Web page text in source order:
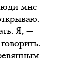
мне
Я, —